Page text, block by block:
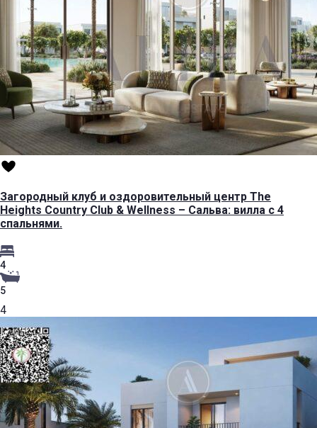
Загородный клуб и оздоровительный центр The
Heights Country Club & Wellness – Сальва: вилла с 4
спальнями.
4
5
4